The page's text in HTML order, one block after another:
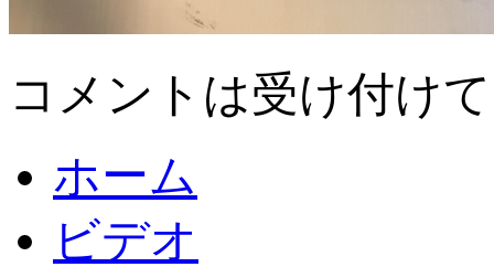
コメントは受け付け
ホーム
ビデオ